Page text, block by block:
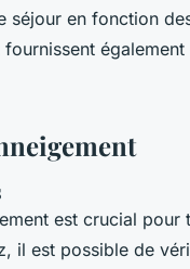
séjour en fonction
fournissent
est crucial
il est possible de